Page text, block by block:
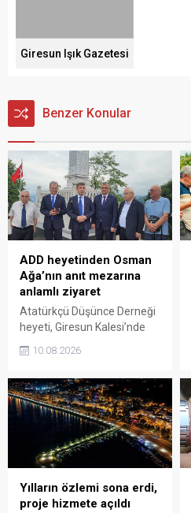
Giresun Işık Gazetesi
Benzer Konular
ADD heyetinden Osman
Ağa’nın anıt mezarına
anlamlı ziyaret
Atatürkçü Düşünce Derneği
heyeti, Giresun Kalesi’nde
Ağa’nın anıt mezarını
47. Gönüllü Giresun
Alaylarının Millî Mücadele’de
üstlendiği kritik rol ve
Giresun’un bağımsızlık
uğruna ödediği ağır bedel bir
kez daha gündeme taşındı.
10.08.2026
Yılların özlemi sona erdi,
proje hizmete açıldı